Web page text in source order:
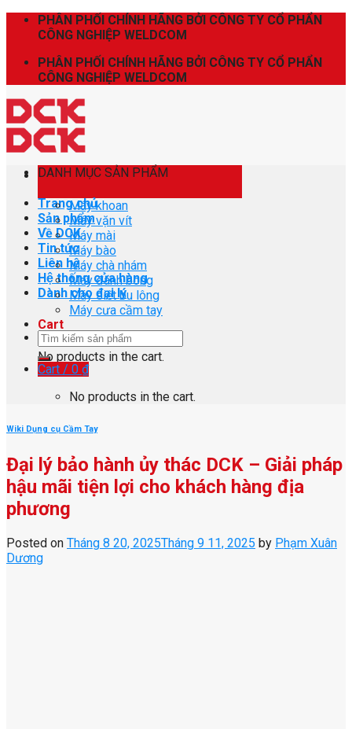
Skip
PHÂN PHỐI CHÍNH HÃNG BỞI CÔNG TY CỔ PHẨN
CÔNG NGHIỆP WELDCOM
PHÂN PHỐI CHÍNH HÃNG BỞI CÔNG TY CỔ PHẨN
CÔNG NGHIỆP WELDCOM
Trang chủ
Sản phẩm
Về DCK
Tin tức
Liên hệ
Hệ thống cửa hàng
Dành cho đại lý
Cart
No products in the cart.
DANH MỤC SẢN PHẨM
Máy khoan
Máy vặn vít
Máy mài
Máy bào
Máy chà nhám
Máy đánh bóng
Máy siết bu lông
Máy cưa cầm tay
Search
for:
Cart / 0 ₫
No products in the cart.
Wiki Dụng cụ Cầm Tay
Đại lý bảo hành ủy thác DCK – Giải pháp
hậu mãi tiện lợi cho khách hàng địa
phương
Posted on Tháng 8 20, 2025Tháng 9 11, 2025 by Phạm Xuân
Dương